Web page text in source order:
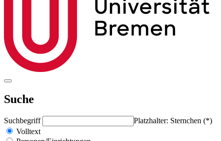
Suche
Suchbegriff
Platzhalter: Sternchen (*)
Volltext